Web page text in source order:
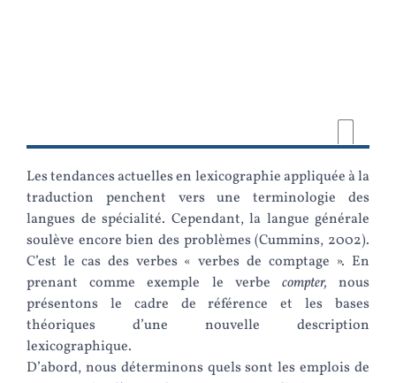
Les tendances actuelles en lexicographie appliquée à la
traduction penchent vers une terminologie des
langues de spécialité. Cependant, la langue générale
soulève encore bien des problèmes (Cummins, 2002).
C’est le cas des verbes « verbes de comptage ». En
prenant comme exemple le verbe compter, nous
présentons le cadre de référence et les bases
théoriques d’une nouvelle description
lexicographique.
D’abord, nous déterminons quels sont les emplois de